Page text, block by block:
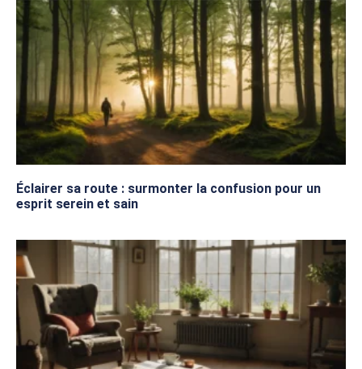
Éclairer sa route : surmonter la confusion pour un
esprit serein et sain